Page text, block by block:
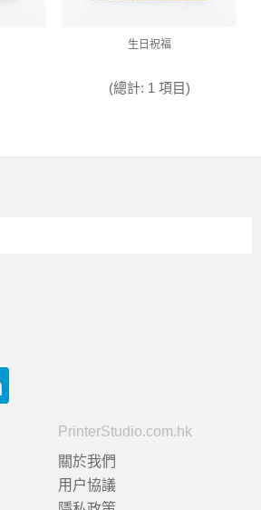
生日祝福
(總計: 1 項目)
PrinterStudio.com.hk
關於我們
用户協議